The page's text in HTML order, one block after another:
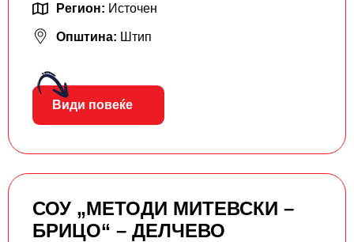
Регион: Источен
Општина: Штип
Види повеќе
СОУ „МЕТОДИ МИТЕВСКИ –
БРИЦО“ – ДЕЛЧЕВО